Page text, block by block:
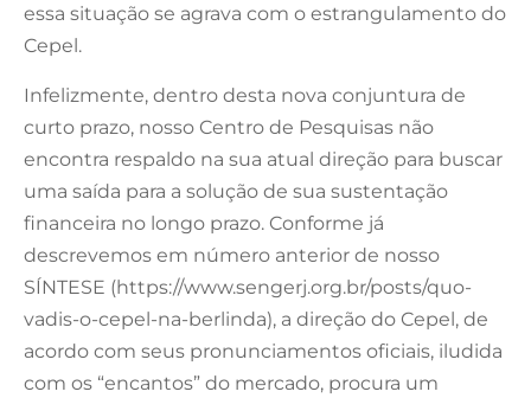
essa situação se agrava com o estrangulamento do
Cepel.
Infelizmente, dentro desta nova conjuntura de
curto prazo, nosso Centro de Pesquisas não
encontra respaldo na sua atual direção para buscar
uma saída para a solução de sua sustentação
financeira no longo prazo. Conforme já
descrevemos em número anterior de nosso
SÍNTESE (https://www.sengerj.org.br/posts/quo-
vadis-o-cepel-na-berlinda), a direção do Cepel, de
acordo com seus pronunciamentos oficiais, iludida
com os “encantos” do mercado, procura um